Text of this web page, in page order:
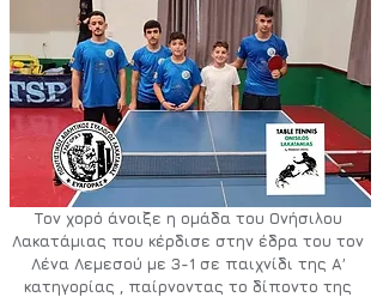
Τον χορό άνοιξε η ομάδα του Ονήσιλου
Λακατάμιας που κέρδισε στην έδρα του τον
Λένα Λεμεσού με 3-1 σε παιχνίδι της Α’
κατηγορίας , παίρνοντας το δίποντο της